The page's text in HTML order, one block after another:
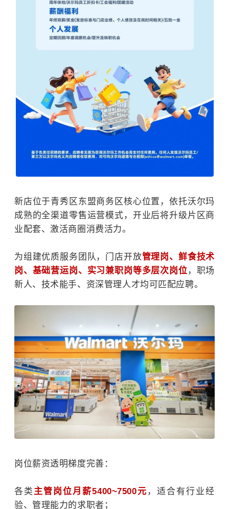
新店位于青秀区东盟商务区核心位置，依托沃尔玛
成熟的全渠道零售运营模式，开业后将升级片区商
业配套、激活商圈消费活力。
为组建优质服务团队，门店开放管理岗、鲜食技术
岗、基础营运岗、实习兼职岗等多层次岗位 ，职场
新人、技术能手、资深管理人才均可匹配应聘。
岗位薪资透明梯度完善：
各类 主管岗位月薪5400~7500元 ，适合有行业经
验、管理能力的求职者；